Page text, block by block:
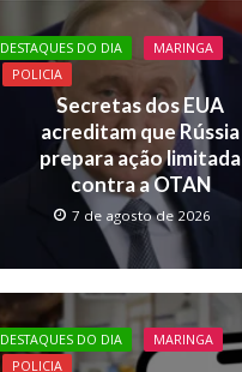
DESTAQUES DO DIA
MARINGA
POLICIA
Secretas dos EUA
acreditam que Rússia
prepara ação limitada
contra a OTAN
7 de agosto de 2026
DESTAQUES DO DIA
MARINGA
POLICIA